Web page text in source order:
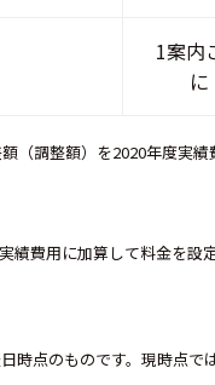
1案内
に
調整額）を2020年度実績
費用に加算して料金を設定
時点のものです。現時点